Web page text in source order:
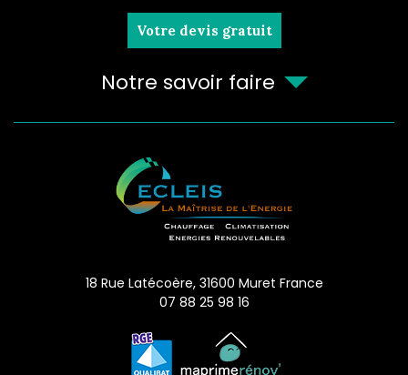
Votre devis gratuit
Notre savoir faire
18 Rue Latécoère, 31600 Muret France
07 88 25 98 16